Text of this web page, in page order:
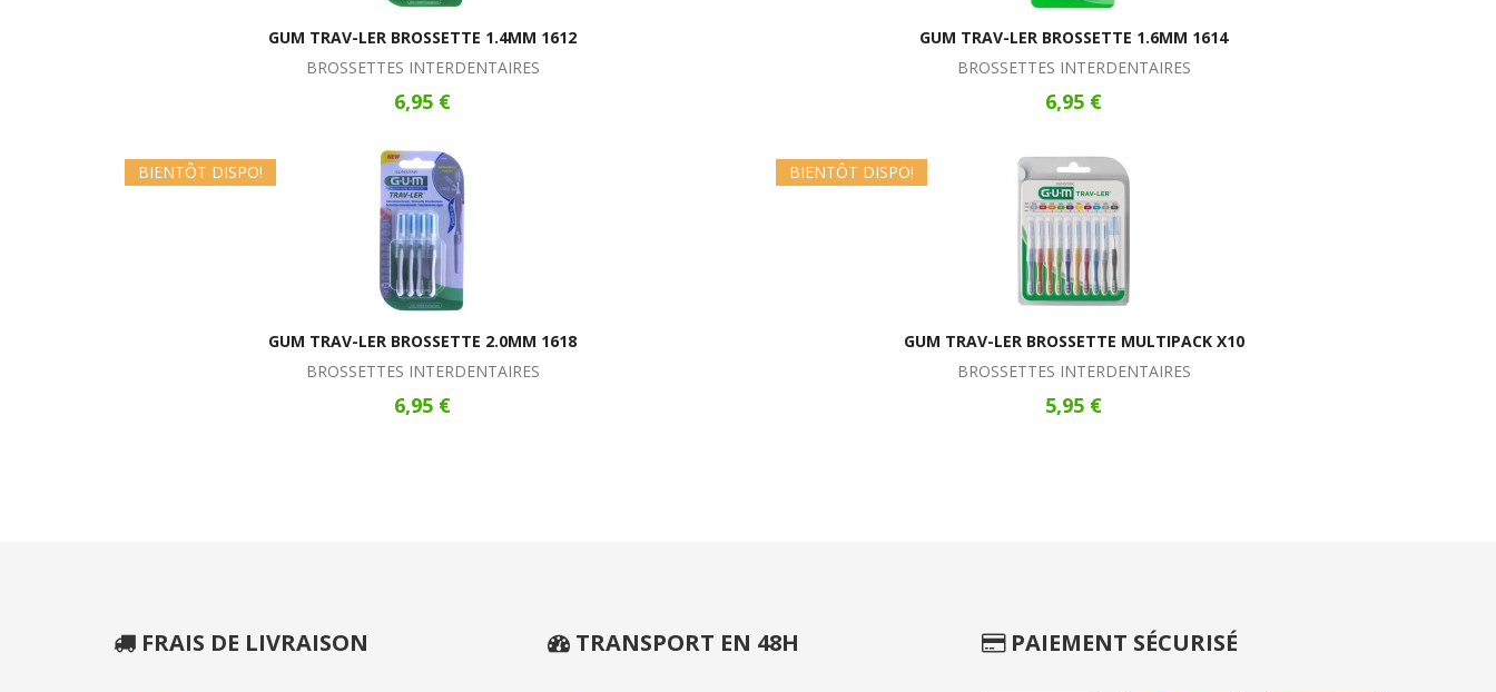
GUM TRAV-LER BROSSETTE 1.4MM 1612
BROSSETTES INTERDENTAIRES
6,95 €
GUM TRAV-LER BROSSETTE 1.6MM 1614
BROSSETTES INTERDENTAIRES
6,95 €
BIENTÔT DISPO!
GUM TRAV-LER BROSSETTE 2.0MM 1618
BROSSETTES INTERDENTAIRES
6,95 €
BIENTÔT DISPO!
GUM TRAV-LER BROSSETTE MULTIPACK X10
BROSSETTES INTERDENTAIRES
5,95 €
FRAIS DE LIVRAISON TRANSPORT EN 48H PAIEMENT SÉCURISÉ